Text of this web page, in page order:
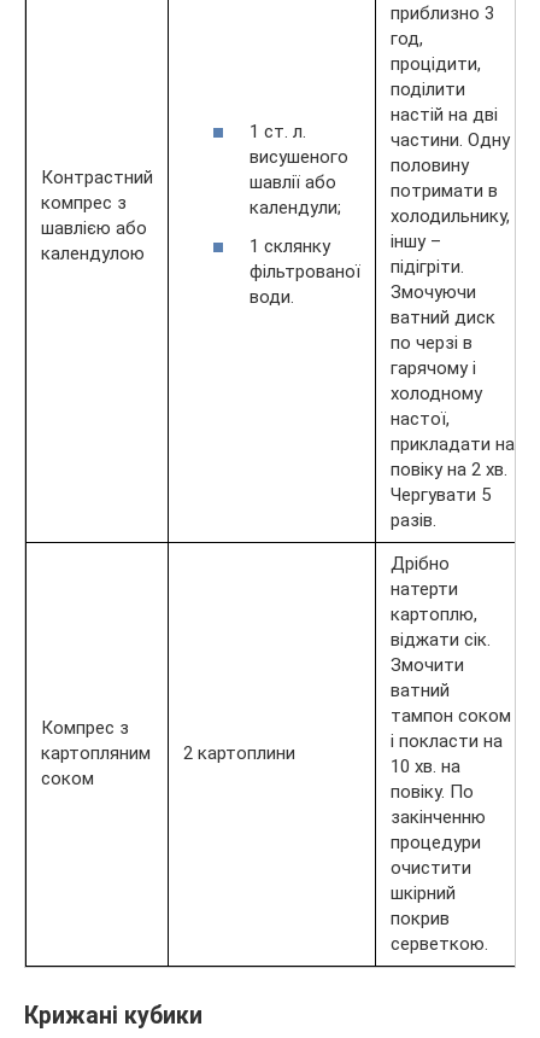
Контрастний
компрес з
шавлією або
календулою
1 ст. л.
висушеного
шавлії або
календули;
1 склянку
фільтрованої
води.
приблизно 3
год,
процідити,
поділити
настій на дві
частини. Одну
половину
потримати в
холодильнику,
іншу –
підігріти.
Змочуючи
ватний диск
по черзі в
гарячому і
холодному
настої,
прикладати на
повіку на 2 хв.
Чергувати 5
разів.
Компрес з
картопляним
соком
2 картоплини
Дрібно
натерти
картоплю,
віджати сік.
Змочити
ватний
тампон соком
і покласти на
10 хв. на
повіку. По
закінченню
процедури
очистити
шкірний
покрив
серветкою.
Крижані кубики